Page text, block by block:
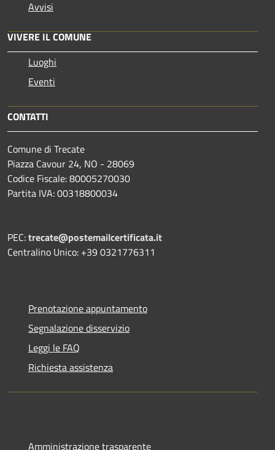
Avvisi
VIVERE IL COMUNE
Luoghi
Eventi
CONTATTI
Comune di Trecate
Piazza Cavour 24, NO - 28069
Codice Fiscale: 80005270030
Partita IVA: 00318800034
PEC:trecate@postemailcertificata.it
Centralino Unico: +39 0321776311
Prenotazione appuntamento
Segnalazione disservizio
Leggi le FAQ
Richiesta assistenza
Amministrazione trasparente